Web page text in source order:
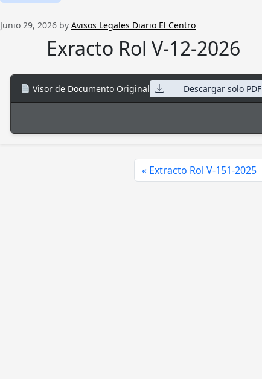
Junio 29, 2026 by Avisos Legales Diario El Centro
Exracto Rol V-12-2026
Visor de Documento Original Descargar solo PDF
Extracto Rol V-151-2025